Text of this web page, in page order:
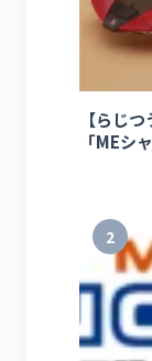
【らじ
「MEシ
2